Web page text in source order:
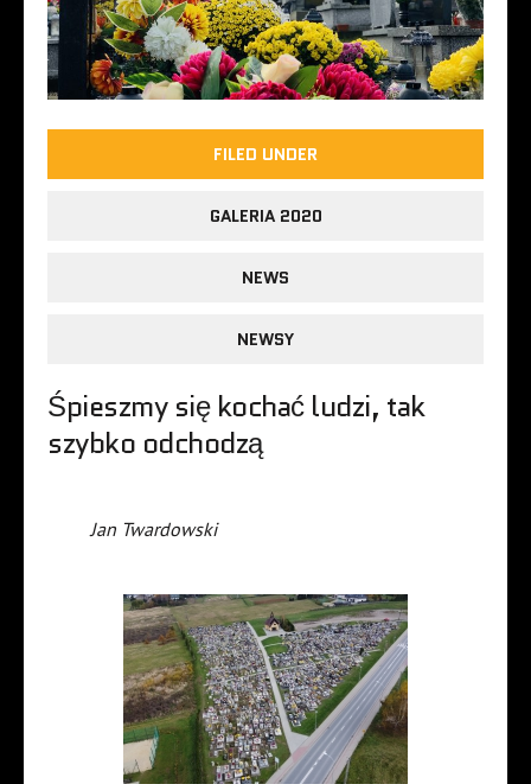
FILED UNDER
GALERIA 2020
NEWS
NEWSY
Śpieszmy się kochać ludzi, tak
szybko odchodzą
Jan Twardowski